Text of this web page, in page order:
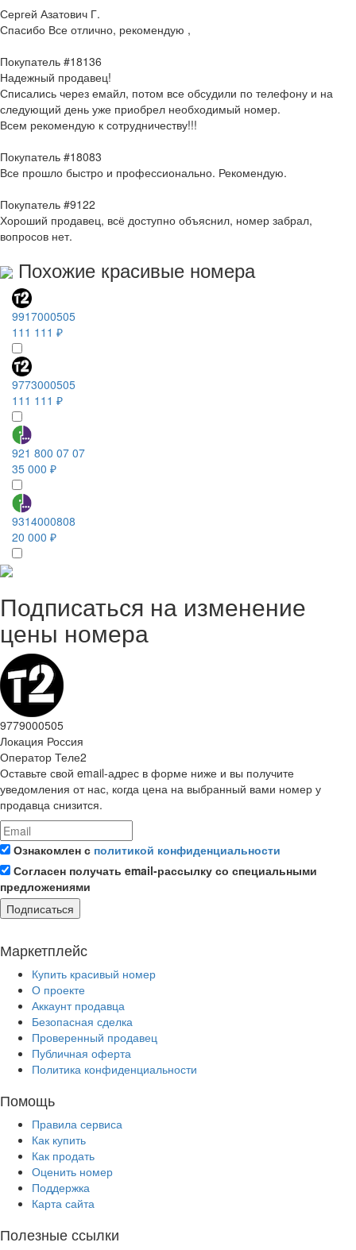
Сергей Азатович Г.
Спасибо Все отлично, рекомендую ,
Покупатель #18136
Надежный продавец!
Списались через емайл, потом все обсудили по телефону и на
следующий день уже приобрел необходимый номер.
Всем рекомендую к сотрудничеству!!!
Покупатель #18083
Все прошло быстро и профессионально. Рекомендую.
Покупатель #9122
Хороший продавец, всё доступно объяснил, номер забрал,
вопросов нет.
Похожие красивые номера
9917000505
111 111 ₽
9773000505
111 111 ₽
921 800 07 07
35 000 ₽
9314000808
20 000 ₽
Подписаться на изменение
цены номера
9779000505
Локация Россия
Оператор Теле2
Оставьте свой email-адрес в форме ниже и вы получите
уведомления от нас, когда цена на выбранный вами номер у
продавца снизится.
Ознакомлен с политикой конфиденциальности
Согласен получать email-рассылку со специальными
предложениями
Подписаться
Маркетплейс
Купить красивый номер
О проекте
Аккаунт продавца
Безопасная сделка
Проверенный продавец
Публичная оферта
Политика конфиденциальности
Помощь
Правила сервиса
Как купить
Как продать
Оценить номер
Поддержка
Карта сайта
Полезные ссылки